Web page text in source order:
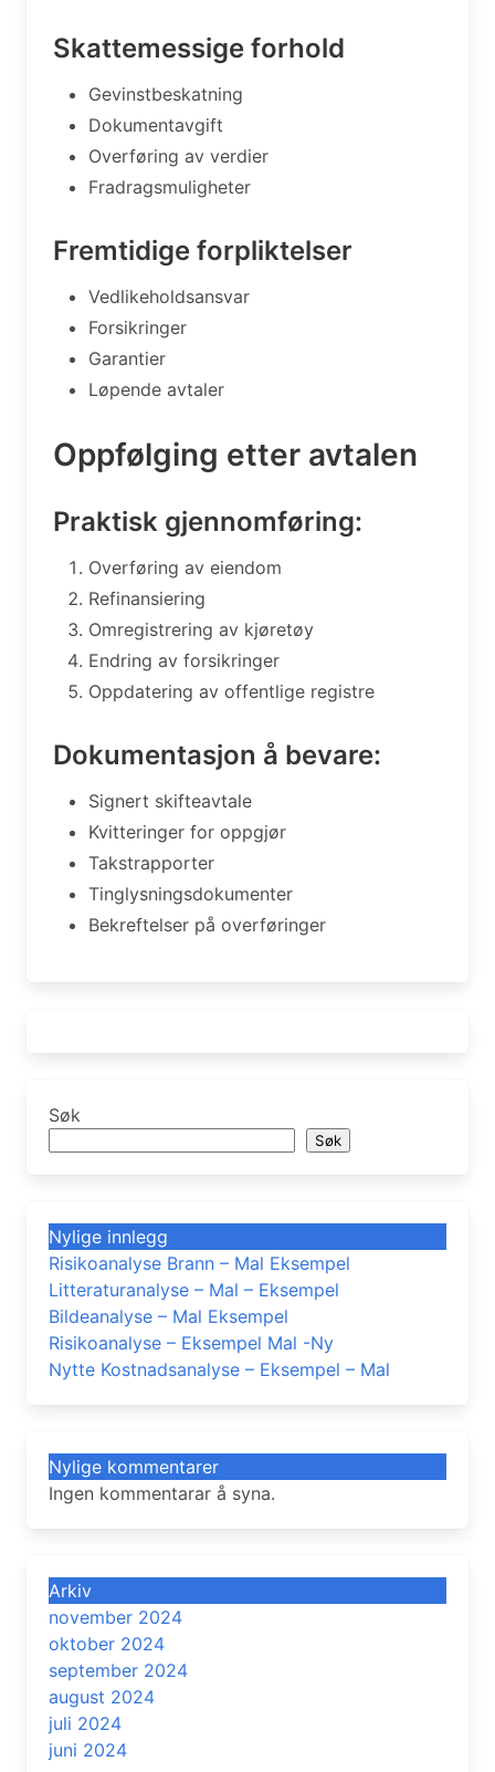
Skattemessige forhold
Gevinstbeskatning
Dokumentavgift
Overføring av verdier
Fradragsmuligheter
Fremtidige forpliktelser
Vedlikeholdsansvar
Forsikringer
Garantier
Løpende avtaler
Oppfølging etter avtalen
Praktisk gjennomføring:
Overføring av eiendom
Refinansiering
Omregistrering av kjøretøy
Endring av forsikringer
Oppdatering av offentlige registre
Dokumentasjon å bevare:
Signert skifteavtale
Kvitteringer for oppgjør
Takstrapporter
Tinglysningsdokumenter
Bekreftelser på overføringer
Søk
Søk
Nylige innlegg
Risikoanalyse Brann – Mal Eksempel
Litteraturanalyse – Mal – Eksempel
Bildeanalyse – Mal Eksempel
Risikoanalyse – Eksempel Mal -Ny
Nytte Kostnadsanalyse – Eksempel – Mal
Nylige kommentarer
Ingen kommentarar å syna.
Arkiv
november 2024
oktober 2024
september 2024
august 2024
juli 2024
juni 2024